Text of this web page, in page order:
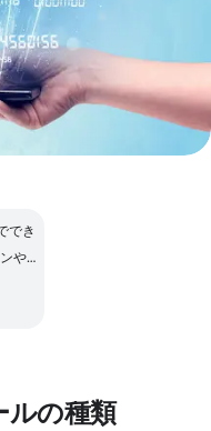
でき
や
ルの種類